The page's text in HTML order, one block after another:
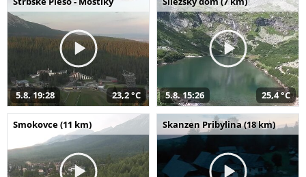
5.8. 19:28 23,2 °C 5.8. 15:26 25,4 °C
Smokovce (11 km) Skanzen Pribylina (18 km)